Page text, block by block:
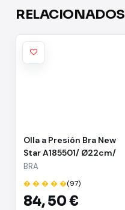
RELACIONADOS
Olla a Presión Bra New
Star A185501/ Ø22cm/
4.5L/ Acero Inoxidable
BRA
� � � � �(97)
84,50 €